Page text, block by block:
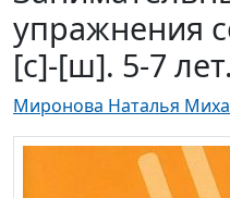
упражнения
[с]-[ш]. 5-7
Миронова Наталья